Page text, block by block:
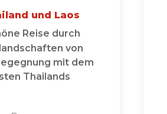
und Laos
Reise durch
von
mit dem
Thailands